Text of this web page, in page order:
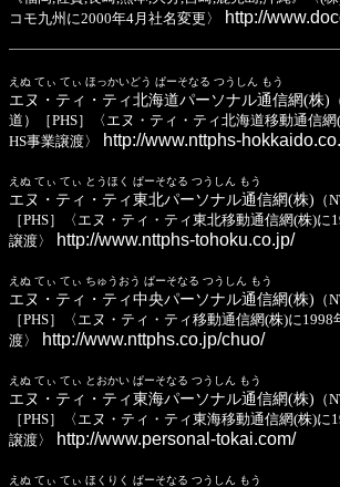
コモ九州に2000年4月社名変更〉
http://
えぬ てぃ てぃ ほっかいどう ぱーそなる つうしん もう
エヌ・ティ・ティ北海道パーソナル通信網(株)
道）［PHS］〈エヌ・ティ・ティ北海道移動通信
HS事業譲渡〉
http://www.nttphs-
えぬ てぃ てぃ とうほく ぱーそなる つうしん もう
エヌ・ティ・ティ東北パーソナル通信網(株) （
［PHS］〈エヌ・ティ・ティ東北移動通信網(株)に
譲渡〉
http://www.nttphs-tohoku.co.jp/
えぬ てぃ てぃ ちゅうおう ぱーそなる つうしん もう
エヌ・ティ・ティ中央パーソナル通信網(株) （
［PHS］〈エヌ・ティ・ティ移動通信網(株)に1998
渡〉
http://www.nttphs.co.jp/chuo/
えぬ てぃ てぃ とおかい ぱーそなる つうしん もう
エヌ・ティ・ティ東海パーソナル通信網(株) （
［PHS］〈エヌ・ティ・ティ東海移動通信網(株)に
譲渡〉
http://www.personal-tokai.com/
えぬ てぃ てぃ ほくりく ぱーそなる つうしん もう